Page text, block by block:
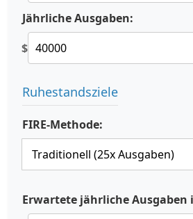
Jährliche Ausgaben:
$
Ruhestandsziele
FIRE-Methode:
Erwartete jährliche Ausgaben